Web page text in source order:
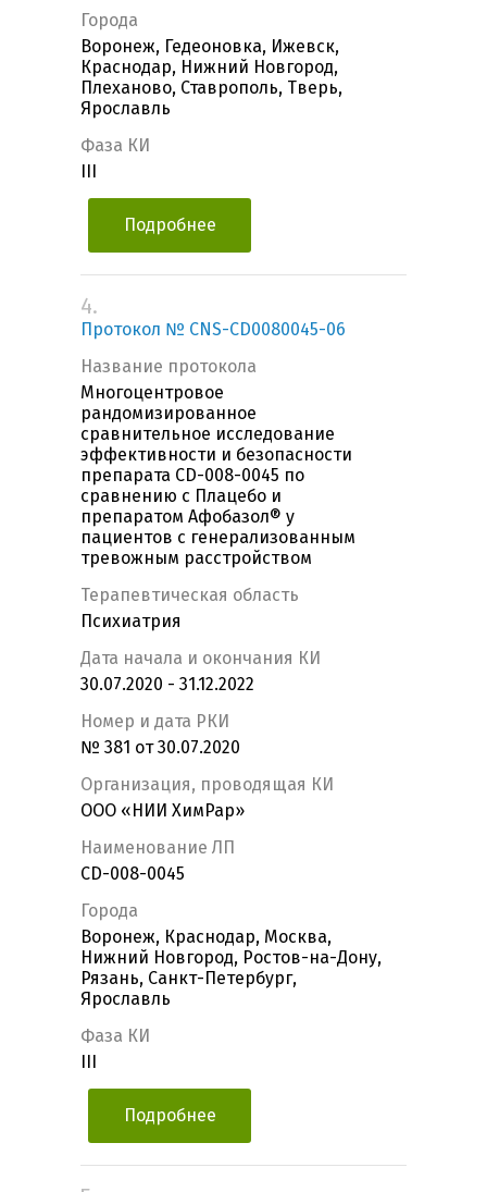
Города
Воронеж, Гедеоновка, Ижевск,
Краснодар, Нижний Новгород,
Плеханово, Ставрополь, Тверь,
Ярославль
Фаза КИ
Подробнее
4.
Протокол № CNS-CD0080045-06
Название протокола
Многоцентровое
рандомизированное
сравнительное исследование
эффективности и безопасности
препарата CD-008-0045 по
сравнению с Плацебо и
препаратом Афобазол® у
пациентов с генерализованным
тревожным расстройством
Терапевтическая область
Психиатрия
Дата начала и окончания КИ
30.07.2020 - 31.12.2022
Номер и дата РКИ
№ 381 от 30.07.2020
Организация, проводящая КИ
ООО «НИИ ХимРар»
Наименование ЛП
CD-008-0045
Города
Воронеж, Краснодар, Москва,
Нижний Новгород, Ростов-на-Дону,
Рязань, Санкт-Петербург,
Ярославль
Фаза КИ
Подробнее